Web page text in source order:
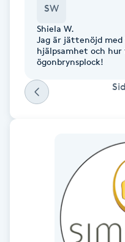
Hypnos
Hårborttagning
Hårbottenbehandling
SW
Shiela W.
Jag är jättenöjd med
hjälpsamhet och
ögonbrynsplock!